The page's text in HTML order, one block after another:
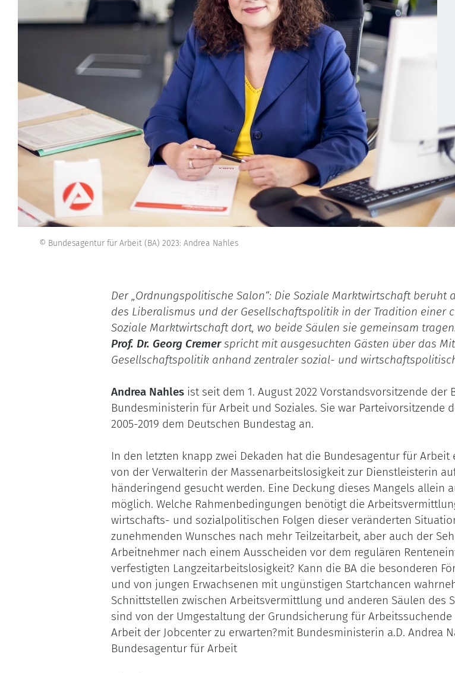
© Bundesagentur für Arbeit (BA) 2023: Andrea Nahles
Der „Ordnungspolitische Salon“: Die Soziale Marktwirtschaft
des Liberalismus und der Gesellschaftspolitik in der Tradition einer
Soziale Marktwirtschaft dort, wo beide Säulen sie gemeinsam
Prof. Dr. Georg Cremerspricht mit ausgesuchten Gästen über das
Gesellschaftspolitik anhand zentraler sozial- und
Andrea Nahles ist seit dem 1. August 2022 Vorstandsvorsitzende der
Bundesministerin für Arbeit und Soziales. Sie war Parteivorsitzende
2005-2019 dem Deutschen Bundestag an.
In den letzten knapp zwei Dekaden hat die Bundesagentur für
von der Verwalterin der Massenarbeitslosigkeit zur Dienstleisterin
händeringend gesucht werden. Eine Deckung dieses Mangels
möglich. Welche Rahmenbedingungen benötigt die
wirtschafts- und sozialpolitischen Folgen dieser veränderten
zunehmenden Wunsches nach mehr Teilzeitarbeit, aber auch der
Arbeitnehmer nach einem Ausscheiden vor dem regulären
verfestigten Langzeitarbeitslosigkeit? Kann die BA die besonderen
und von jungen Erwachsenen mit ungünstigen Startchancen
Schnittstellen zwischen Arbeitsvermittlung und anderen Säulen des
sind von der Umgestaltung der Grundsicherung für
Arbeit der Jobcenter zu erwarten?mit Bundesministerin a.D. Andrea
Bundesagentur für Arbeit